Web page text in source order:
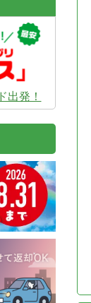
出発！